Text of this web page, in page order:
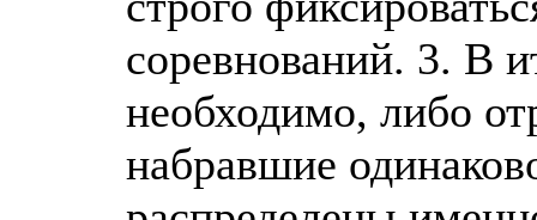
соревнований. 3. В
необходимо, либо
набравшие